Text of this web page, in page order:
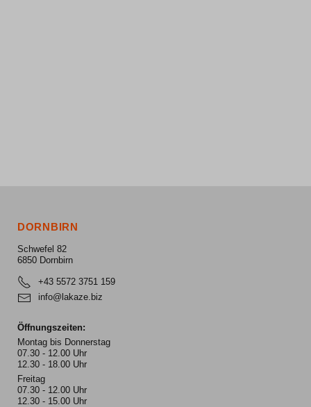
DORNBIRN
Schwefel 82
6850 Dornbirn
+43 5572 3751 159
info@lakaze.biz
Öffnungszeiten:
Montag bis Donnerstag
07.30 - 12.00 Uhr
12.30 - 18.00 Uhr
Freitag
07.30 - 12.00 Uhr
12.30 - 15.00 Uhr